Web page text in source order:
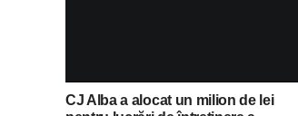
CJ Alba a alocat un milion de lei